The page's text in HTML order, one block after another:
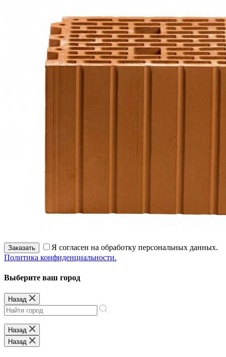
Заказать
Я согласен на обработку персональных данных.
Политика конфиденциальности.
Выберите ваш город
Назад
Назад
Назад